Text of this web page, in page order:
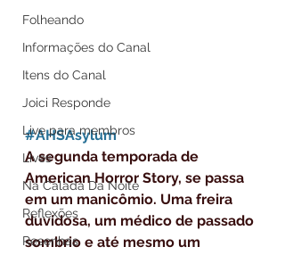
Folheando
Informações do Canal
Itens do Canal
Joici Responde
Live para membros
Lives
Na Calada Da Noite
Reflexões
Resenhas
#AHSAsylum
A segunda temporada de
American Horror Story, se passa
em um manicômio. Uma freira
duvidosa, um médico de passado
sombrio e até mesmo um